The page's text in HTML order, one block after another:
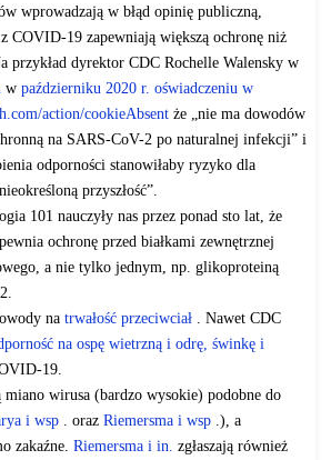
wprowadzają w błąd opinię publiczną,
COVID-19 zapewniają większą ochronę niż
przykład dyrektor CDC Rochelle Walensky w
w październiku 2020 r. oświadczeniu w
action/cookieAbsentże „nie ma dowodów
na SARS-CoV-2 po naturalnej infekcji” i
odporności stanowiłaby ryzyko dla
przyszłość”.
101 nauczyły nas przez ponad sto lat, że
ochronę przed białkami zewnętrznej
a nie tylko jednym, np. glikoproteiną
na trwałość przeciwciał. Nawet CDC
na ospę wietrzną i odrę, świnkę i
19.
miano wirusa (bardzo wysokie) podobne do
i wsp. oraz Riemersma i wsp.), a
zakaźne. Riemersma i in. zgłaszają również